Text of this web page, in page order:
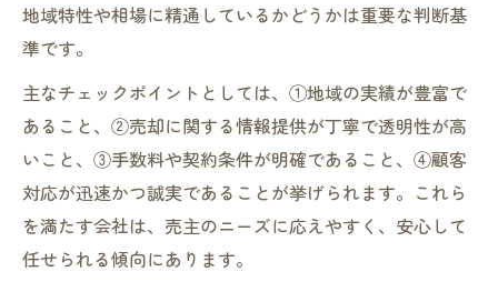
地域特性や相場に精通しているかどうかは重要な判断基
準です。
主なチェックポイントとしては、①地域の実績が豊富で
あること、②売却に関する情報提供が丁寧で透明性が高
いこと、③手数料や契約条件が明確であること、④顧客
対応が迅速かつ誠実であることが挙げられます。これら
を満たす会社は、売主のニーズに応えやすく、安心して
任せられる傾向にあります。